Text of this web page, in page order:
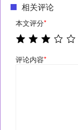
相关评论
本文评分*
评论内容*